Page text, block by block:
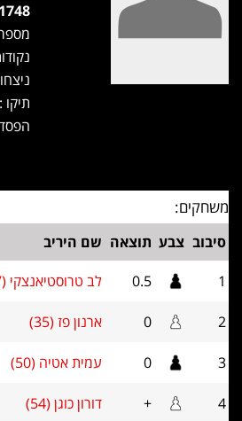
1748
תיקו :
משחקים:
סיבוב צבע תוצאה שם היריב
1
0.5 לב טרוסטיאנצקי (27)
2
0 ארנון פז (35)
3
0 עמית אטיה (50)
4
+ דורון כוגן (54)